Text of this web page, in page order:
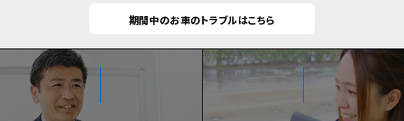
期間中のお車のトラブルはこちら